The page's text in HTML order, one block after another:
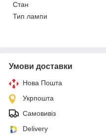
Стан
Тип лампи
Умови доставки
Нова Пошта
Укрпошта
Самовивіз
Delivery